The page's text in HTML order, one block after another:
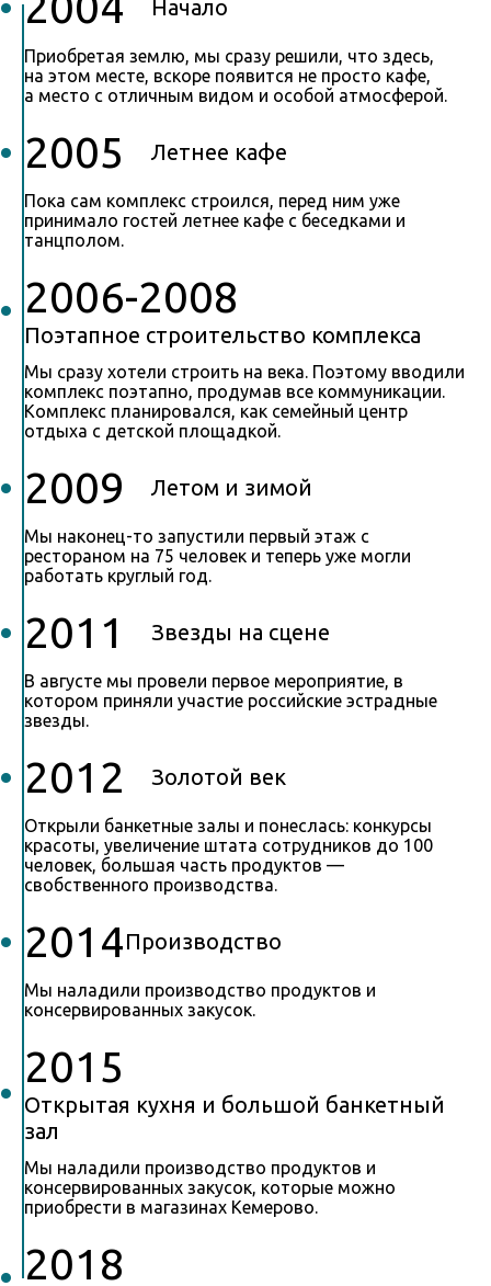
Начало
Приобретая землю, мы сразу решили, что здесь,
на этом месте, вскоре появится не просто кафе,
а место с отличным видом и особой атмосферой.
2005 Летнее кафе
Пока сам комплекс строился, перед ним уже
принимало гостей летнее кафе с беседками и
танцполом.
2006-2008
Поэтапное строительство комплекса
Мы сразу хотели строить на века. Поэтому вводили
комплекс поэтапно, продумав все коммуникации.
Комплекс планировался, как семейный центр
отдыха с детской площадкой.
2009 Летом и зимой
Мы наконец-то запустили первый этаж с
рестораном на 75 человек и теперь уже могли
работать круглый год.
2011 Звезды на сцене
В августе мы провели первое мероприятие, в
котором приняли участие российские эстрадные
звезды.
2012 Золотой век
Открыли банкетные залы и понеслась: конкурсы
красоты, увеличение штата сотрудников до 100
человек, большая часть продуктов —
свобственного производства.
2014Производство
Мы наладили производство продуктов и
консервированных закусок.
2015
Открытая кухня и большой банкетный
зал
Мы наладили производство продуктов и
консервированных закусок, которые можно
приобрести в магазинах Кемерово.
2018